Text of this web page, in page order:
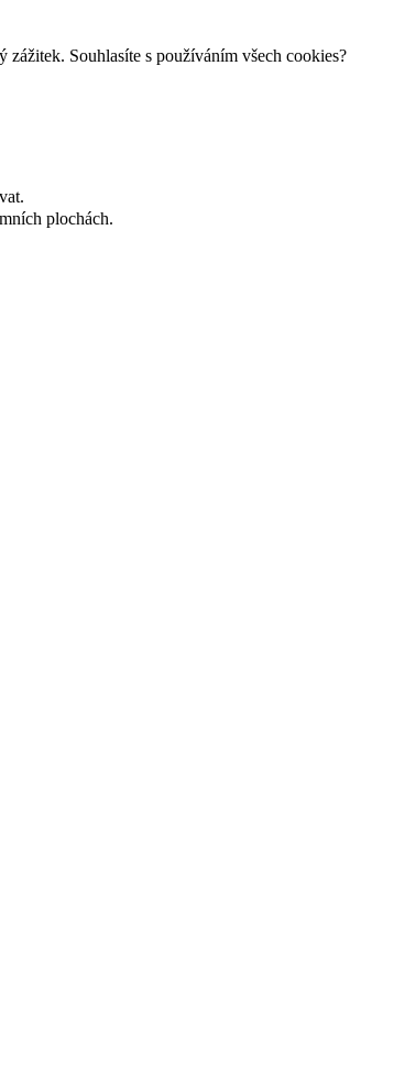
Souhlasíte s používáním všech cookies?
plochách.